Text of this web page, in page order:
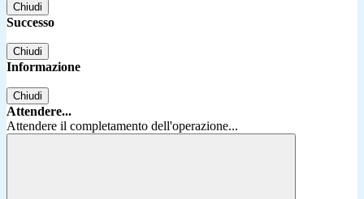
Chiudi
Successo
Chiudi
Informazione
Chiudi
Attendere...
Attendere il completamento dell'operazione...